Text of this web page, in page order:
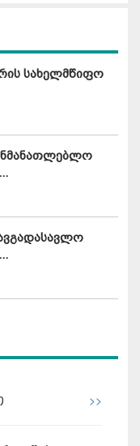
სახელმწიფო
>>